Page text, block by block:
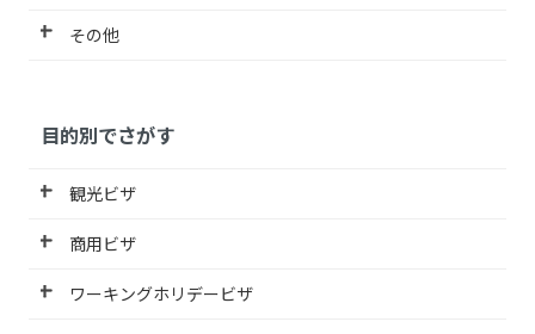
その他
目的別でさがす
観光ビザ
商用ビザ
ワーキングホリデービザ